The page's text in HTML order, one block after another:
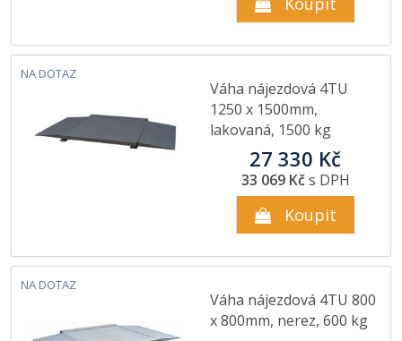
NA DOTAZ
Váha nájezdová 4TU
1250 x 1500mm,
lakovaná, 1500 kg
27 330 Kč
33 069 Kčs DPH
Koupit
NA DOTAZ
Váha nájezdová 4TU 800
x 800mm, nerez, 600 kg